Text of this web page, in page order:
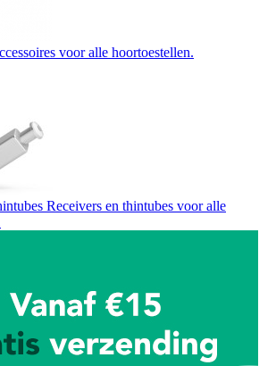
voor alle hoortoestellen.
Receivers en thintubes voor alle